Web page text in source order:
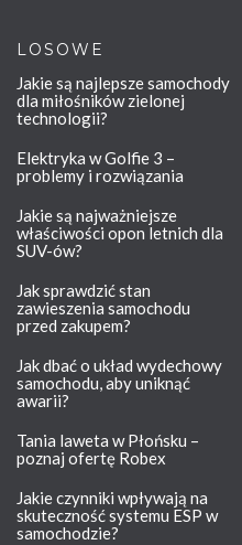
LOSOWE
Jakie są najlepsze samochody
dla miłośników zielonej
technologii?
Elektryka w Golfie 3 –
problemy i rozwiązania
Jakie są najważniejsze
właściwości opon letnich dla
SUV-ów?
Jak sprawdzić stan
zawieszenia samochodu
przed zakupem?
Jak dbać o układ wydechowy
samochodu, aby uniknąć
awarii?
Tania laweta w Płońsku –
poznaj ofertę Robex
Jakie czynniki wpływają na
skuteczność systemu ESP w
samochodzie?